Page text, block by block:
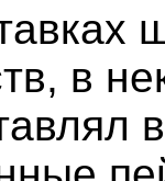
в